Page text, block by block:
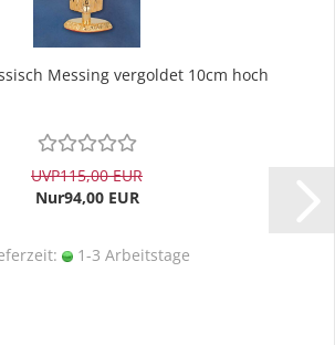
Messing vergoldet 10cm hoch
UVP115,00 EUR
Nur94,00 EUR
1-3 Arbeitstage